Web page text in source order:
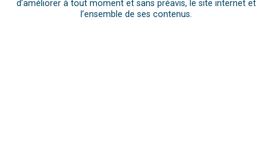
d’améliorer à tout moment et sans préavis, le site internet et
l’ensemble de ses contenus.